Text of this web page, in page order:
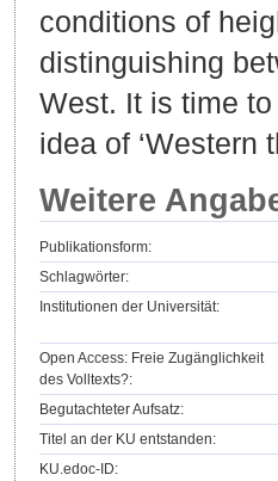
conditions of
distinguishing
West. It is time
idea of ‘Western
Weitere
Publikationsform:
Schlagwörter:
Institutionen der Universität:
Open Access: Freie Zugänglichkeit
des Volltexts?:
Begutachteter Aufsatz:
Titel an der KU entstanden:
KU.edoc-ID: